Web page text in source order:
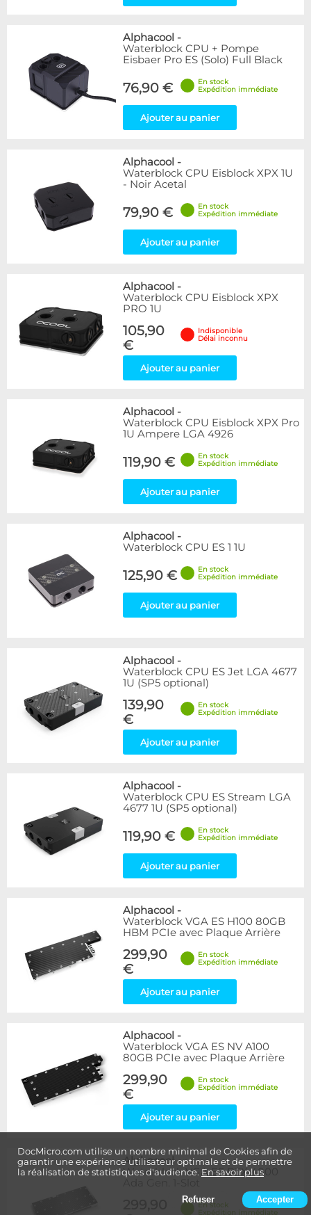
DocMicro.com utilise un nombre minimal de Cookies afin de
garantir une expérience utilisateur optimale et de permettre
la réalisation de statistiques d'audience. En savoir plus
Refuser Accepter
Alphacool -
Waterblock CPU + Pompe
Eisbaer Pro ES (Solo) Full Black
76,90 €
En stock
Expédition immédiate
Ajouter au panier
Alphacool -
Waterblock CPU Eisblock XPX 1U
- Noir Acetal
79,90 €
En stock
Expédition immédiate
Ajouter au panier
Alphacool -
Waterblock CPU Eisblock XPX
PRO 1U
105,90
€
Indisponible
Délai inconnu
Ajouter au panier
Alphacool -
Waterblock CPU Eisblock XPX Pro
1U Ampere LGA 4926
119,90 €
En stock
Expédition immédiate
Ajouter au panier
Alphacool -
Waterblock CPU ES 1 1U
125,90 €
En stock
Expédition immédiate
Ajouter au panier
Alphacool -
Waterblock CPU ES Jet LGA 4677
1U (SP5 optional)
139,90
€
En stock
Expédition immédiate
Ajouter au panier
Alphacool -
Waterblock CPU ES Stream LGA
4677 1U (SP5 optional)
119,90 €
En stock
Expédition immédiate
Ajouter au panier
Alphacool -
Waterblock VGA ES H100 80GB
HBM PCIe avec Plaque Arrière
299,90
€
En stock
Expédition immédiate
Ajouter au panier
Alphacool -
Waterblock VGA ES NV A100
80GB PCIe avec Plaque Arrière
299,90
€
En stock
Expédition immédiate
Ajouter au panier
Alphacool-
Waterblock VGA ES RTX 4000
En stock
Expédition immédiate